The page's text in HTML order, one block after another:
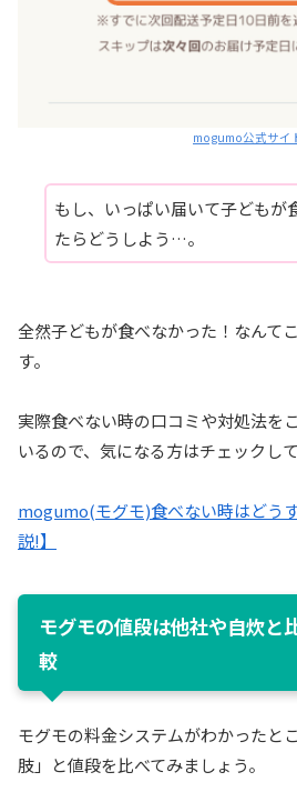
mogumo公式サイ
もし、いっぱい届いて子どもが
たらどうしよう…。
全然子どもが食べなかった！なんて
す。
実際食べない時の口コミや対処法を
いるので、気になる方はチェックし
mogumo(モグモ)食べない時はどう
説!】
モグモの値段は他社や自炊と
較
モグモの料金システムがわかったと
肢」と値段を比べてみましょう。